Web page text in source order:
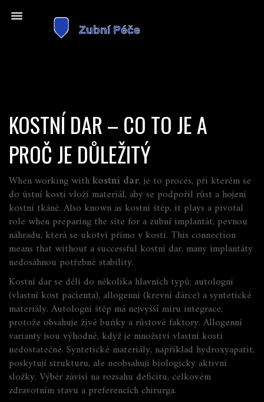
KOSTNÍ DAR – CO TO JE A
PROČ JE DŮLEŽITÝ
When working withkostní dar,je to proces, při kterém se
do ústní kosti vloží materiál, aby se podpořil růst a hojení
kostní tkáně. Also known as kostní štěp, it plays a pivotal
role when preparing the site for azubní implantát, pevnou
náhradu, která se ukotví přímo v kosti. This connection
means that without a successful kostní dar, many implantáty
nedosáhnou potřebné stability.
Kostní dar se dělí do několika hlavních typů: autologní
(vlastní kost pacienta), allogenní (krevní dárce) a syntetické
materiály. Autologní štěp má nejvyšší míru integrace,
protože obsahuje živé buňky a růstové faktory. Allogenní
varianty jsou výhodné, když je množství vlastní kosti
nedostatečné. Syntetické materiály, například hydroxyapatit,
poskytují strukturu, ale neobsahují biologicky aktivní
složky. Výběr závisí na rozsahu deficitu, celkovém
zdravotním stavu a preferencích chirurga.